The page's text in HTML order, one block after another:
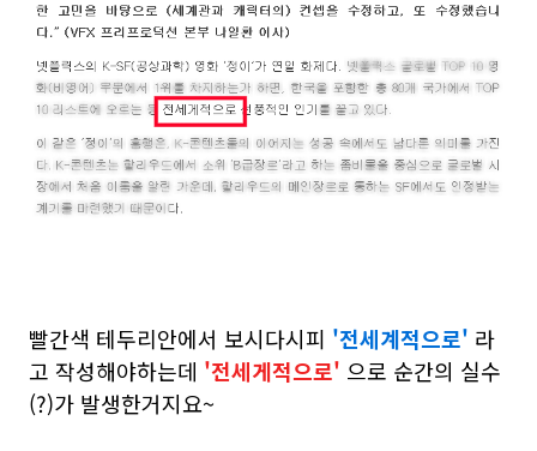
빨간색 테두리안에서 보시다시피 '전세계적으로' 라
고 작성해야하는데 '전세게적으로' 으로 순간의 실수
(?)가 발생한거지요~